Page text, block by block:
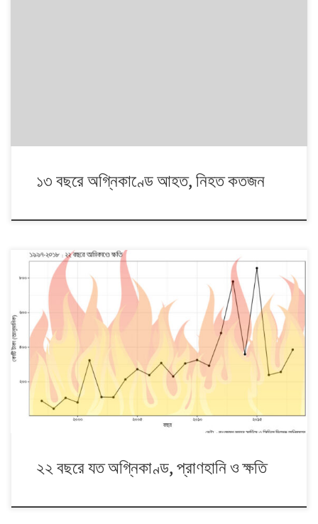
১৩ বছরে অগ্নিকাণ্ডে আহত, নিহত কতজন
বাংলাদেশে অগ্নিকাণ্ডে গতবছর প্রাণহানি হয়েছে ১৩০ জনের। এর আগের চার বছরে
(২০১৪-২০১৭) প্রাণহানির সংখ্যা প্রতিবছরই ১০০-এর নিচে ছিল। গত ১৩ বছরের
মধ্যে ওই চার বছরেই প্রাণহানি কমে এসেছিল। ২০০৭ থেকে অগ্নিকাণ্ডে প্রাণহানির
সংখ্যা বাড়তে থাকে যা ২০১১ সালে দাঁড়ায় সর্বোচ্চ ৩৬৫ জনে। গতবছর দেশে অগ্নিকাণ্ড
হয়েছে ১৯,৬৪২টি। অর্থাৎ প্রতিদিন গড় […]
২২ বছরে যত অগ্নিকাণ্ড, প্রাণহানি ও ক্ষতি